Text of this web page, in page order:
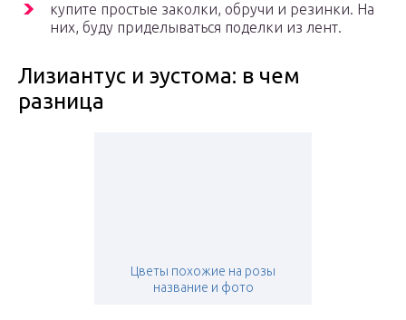
купите простые заколки, обручи и резинки. На
них, буду приделываться поделки из лент.
Лизиантус и эустома: в чем
разница
Цветы похожие на розы
название и фото